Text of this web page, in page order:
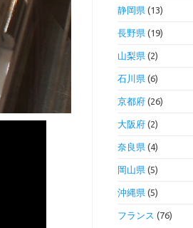
静岡県(13)
長野県(19)
山梨県(2)
石川県(6)
京都府(26)
大阪府(2)
奈良県(4)
岡山県(5)
沖縄県(5)
フランス (76)